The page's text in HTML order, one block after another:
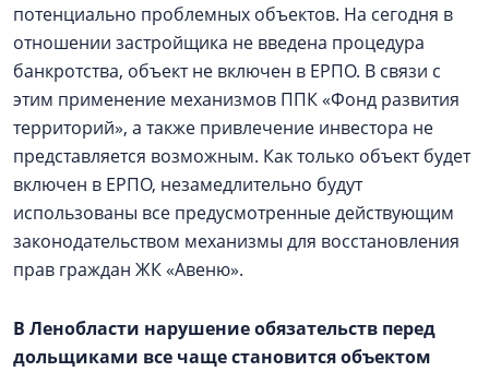
потенциально проблемных объектов. На сегодня в
отношении застройщика не введена процедура
банкротства, объект не включен в ЕРПО. В связи с
этим применение механизмов ППК «Фонд развития
территорий», а также привлечение инвестора не
представляется возможным. Как только объект будет
включен в ЕРПО, незамедлительно будут
использованы все предусмотренные действующим
законодательством механизмы для восстановления
прав граждан ЖК «Авеню».
В Ленобласти нарушение обязательств перед
дольщиками все чаще становится объектом